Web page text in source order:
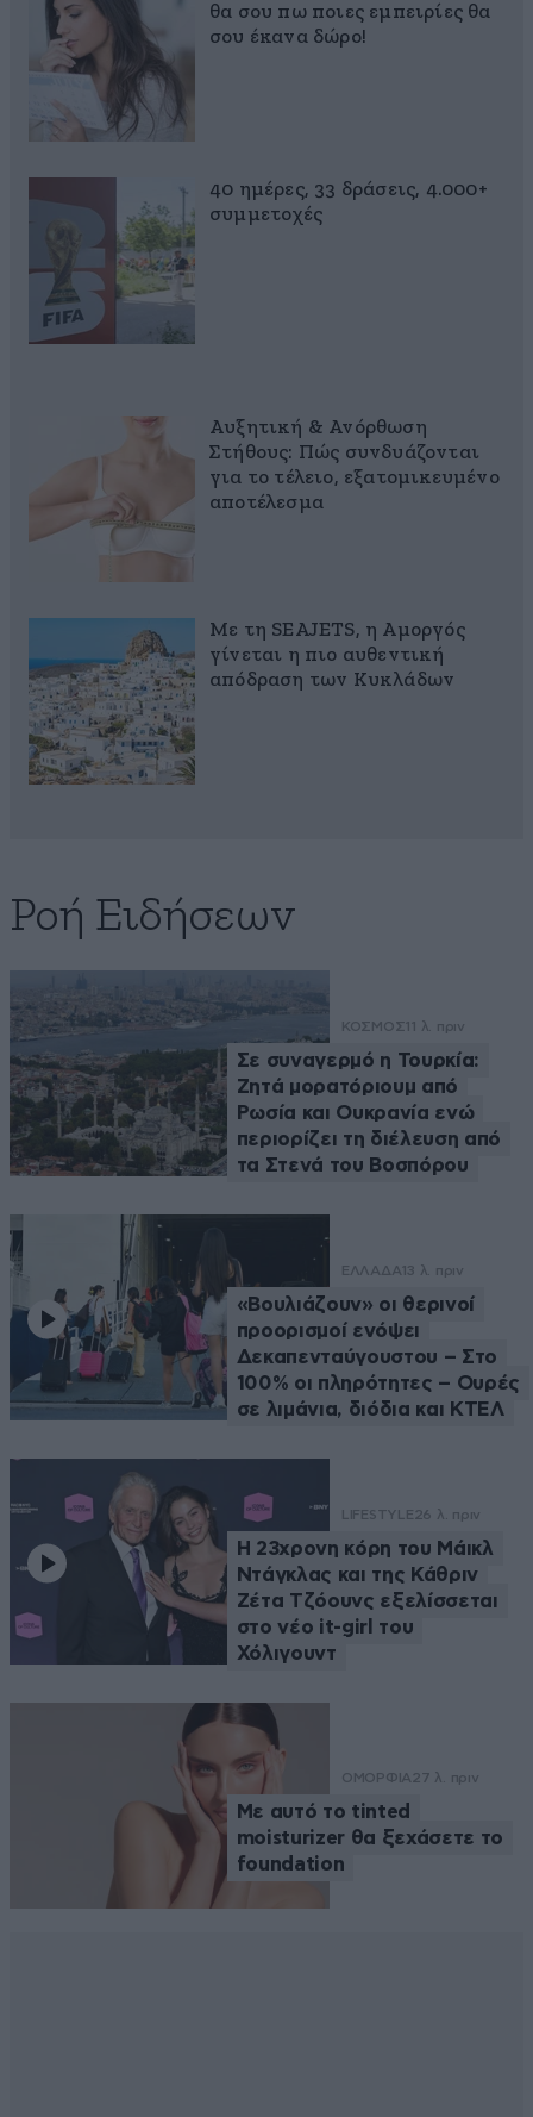
θα σου πω ποιες εμπειρίες θα
σου έκανα δώρο!
40 ημέρες, 33 δράσεις, 4.000+
συμμετοχές
Αυξητική & Ανόρθωση
Στήθους: Πώς συνδυάζονται
για το τέλειο, εξατομικευμένο
αποτέλεσμα
Με τη SEAJETS, η Αμοργός
γίνεται η πιο αυθεντική
απόδραση των Κυκλάδων
Ροή Ειδήσεων
ΚΟΣΜΟΣ 11 λ. πριν
Σε συναγερμό η Τουρκία:
Ζητά μορατόριουμ από
Ρωσία και Ουκρανία ενώ
περιορίζει τη διέλευση από
τα Στενά του Βοσπόρου
ΕΛΛΑΔΑ 13 λ. πριν
«Βουλιάζουν» οι θερινοί
προορισμοί ενόψει
Δεκαπενταύγουστου – Στο
100% οι πληρότητες – Ουρές
σε λιμάνια, διόδια και ΚΤΕΛ
LIFESTYLE26 λ. πριν
Η 23χρονη κόρη τoυ Μάικλ
Ντάγκλας και της Κάθριν
Ζέτα Τζόουνς εξελίσσεται
στο νέο it-girl του
Χόλιγουντ
ΟΜΟΡΦΙΑ27 λ. πριν
Με αυτό το tinted
moisturizer θα ξεχάσετε το
foundation